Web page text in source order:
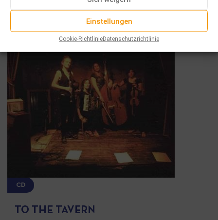
Einstellungen
Cookie-RichtlinieDatenschutzrichtlinie
CD
TO THE TAVERN